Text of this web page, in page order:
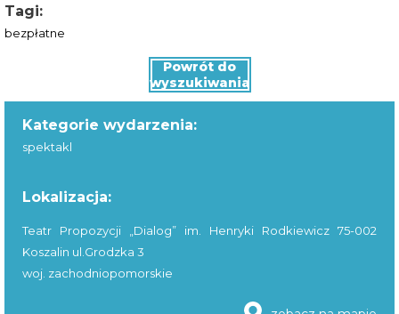
Tagi:
bezpłatne
Powrót do
wyszukiwania
Kategorie wydarzenia:
spektakl
Lokalizacja:
Teatr Propozycji „Dialog” im. Henryki Rodkiewicz 75-002
Koszalin ul.Grodzka 3
woj. zachodniopomorskie